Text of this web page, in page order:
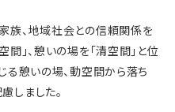
族、地域社会との信頼関係を
間」、憩いの場を「清空間」と位
る憩いの場、動空間から落ち
しました。